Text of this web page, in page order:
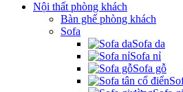
Nội thất phòng khách
Bàn ghế phòng khách
Sofa
Sofa da
Sofa nỉ
Sofa gỗ